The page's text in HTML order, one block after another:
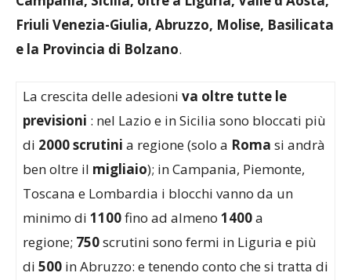
Friuli Venezia-Giulia, Abruzzo, Molise, Basilicata
e la Provincia di Bolzano.
La crescita delle adesioni va oltre tutte le
previsioni : nel Lazio e in Sicilia sono bloccati più
di 2000 scrutini a regione (solo a Roma si andrà
ben oltre il migliaio); in Campania, Piemonte,
Toscana e Lombardia i blocchi vanno da un
minimo di 1100fino ad almeno 1400a
regione; 750scrutini sono fermi in Liguria e più
di 500 in Abruzzo: e tenendo conto che si tratta di